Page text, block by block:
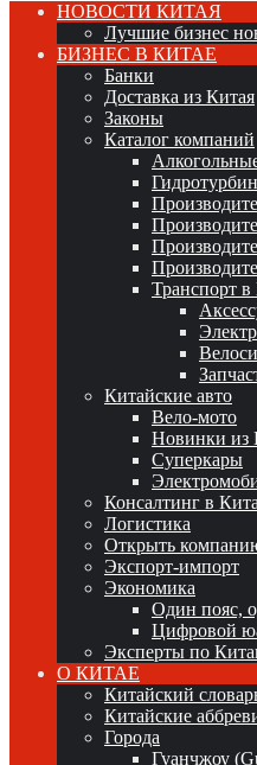
НОВОСТИ КИТАЯ
Лучшие бизнес
БИЗНЕС В КИТАЕ
Банки
Доставка из Китая
Законы
Каталог компаний
Транспорт в
Китайские авто
Вело-мото
Новинки из
Суперкары
Консалтинг в
Логистика
Открыть
Экспорт-импорт
Экономика
Один пояс,
Цифровой
Эксперты по
О КИТАЕ
Китайский
Китайские
Города
Гуанчжоу